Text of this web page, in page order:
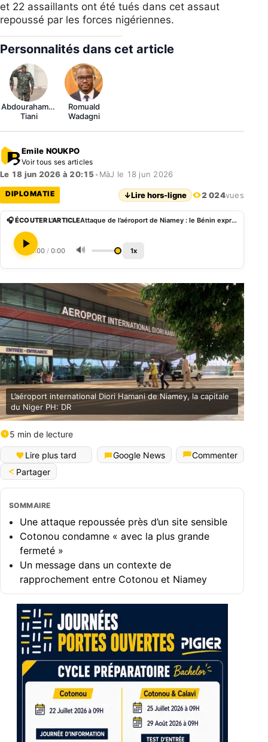
et 22 assaillants ont été tués dans cet assaut
repoussé par les forces nigériennes.
Personnalités dans cet article
Abdourahamane
Tiani
Romuald
Wadagni
Emile NOUKPO
Voir tous ses articles
Le 18 jun 2026 à 20:15 • MàJ le 18 jun 2026
DIPLOMATIE ↓Lire hors-ligne 2 024vues
🎧 ÉCOUTER L'ARTICLE Attaque de l’aéroport de Niamey : le Bénin exprime sa solidarité au peuple nigérien
0:00 / 0:00 🔊 1x
L’aéroport international Diori Hamani de Niamey, la capitale
du Niger PH: DR
5 min de lecture
Lire plus tard Google News
Commenter
Partager
SOMMAIRE
Une attaque repoussée près d’un site sensible
Cotonou condamne « avec la plus grande
fermeté »
Un message dans un contexte de
rapprochement entre Cotonou et Niamey